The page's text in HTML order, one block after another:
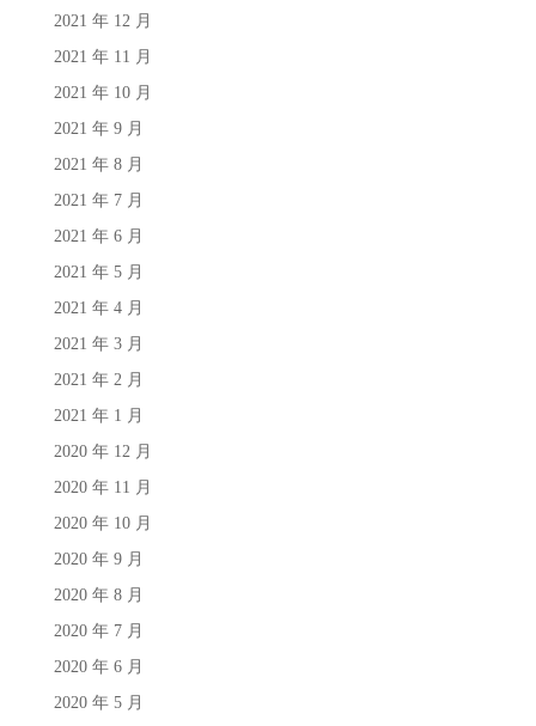
2021 年 12 月
2021 年 11 月
2021 年 10 月
2021 年 9 月
2021 年 8 月
2021 年 7 月
2021 年 6 月
2021 年 5 月
2021 年 4 月
2021 年 3 月
2021 年 2 月
2021 年 1 月
2020 年 12 月
2020 年 11 月
2020 年 10 月
2020 年 9 月
2020 年 8 月
2020 年 7 月
2020 年 6 月
2020 年 5 月